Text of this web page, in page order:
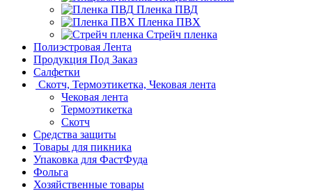
Пленка ПВД
Пленка ПВХ
Стрейч пленка
Полиэстровая Лента
Продукция Под Заказ
Салфетки
Скотч, Термоэтикетка, Чековая лента
Чековая лента
Термоэтикетка
Скотч
Средства защиты
Товары для пикника
Упаковка для ФастФуда
Фольга
Хозяйственные товары